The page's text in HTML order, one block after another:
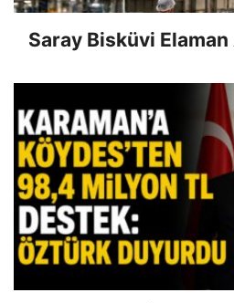
Saray Bisküvi Elaman